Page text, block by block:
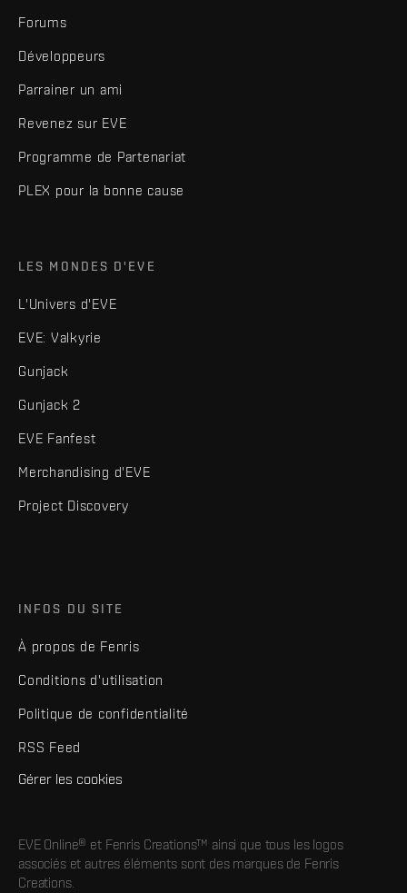
Forums
Développeurs
Parrainer un ami
Revenez sur EVE
Programme de Partenariat
PLEX pour la bonne cause
LES MONDES D'EVE
L'Univers d'EVE
EVE: Valkyrie
Gunjack
Gunjack 2
EVE Fanfest
Merchandising d'EVE
Project Discovery
INFOS DU SITE
À propos de Fenris
Conditions d'utilisation
Politique de confidentialité
RSS Feed
Gérer les cookies
EVE Online® et Fenris Creations™ ainsi que tous les logos
associés et autres éléments sont des marques de Fenris
Creations.